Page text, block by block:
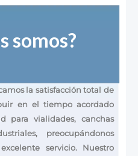
somos?
la satisfacción total de
en el tiempo acordado
para vialidades, canchas
preocupándonos
servicio. Nuestro